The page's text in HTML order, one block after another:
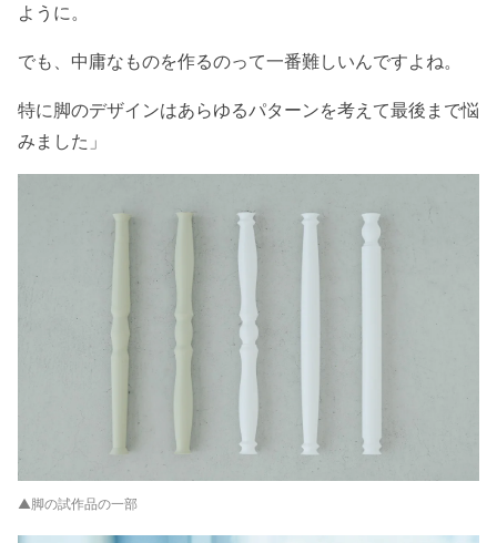
ように。
でも、中庸なものを作るのって一番難しいんですよね。
特に脚のデザインはあらゆるパターンを考えて最後まで悩
みました」
▲脚の試作品の一部